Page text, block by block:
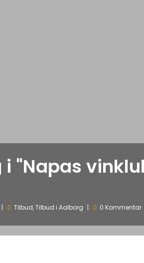
"Napas
Tilbud,Tilbud i Aalborg 0 Kommentar